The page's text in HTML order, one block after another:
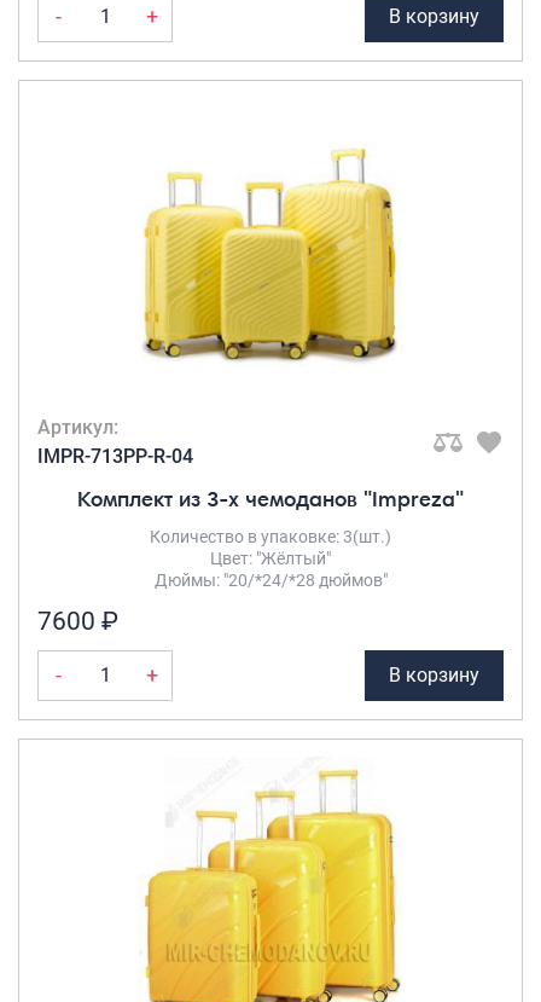
- + В корзину
Артикул:
IMPR-713PP-R-04
Комплект из 3-х чемоданов "Impreza"
Количество в упаковке: 3(шт.)
Цвет: "Жёлтый"
Дюймы: "20/*24/*28 дюймов"
7600 ₽
- + В корзину